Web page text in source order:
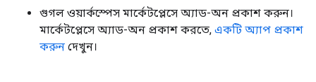
গুগল ওয়ার্কস্পেস মার্কেটপ্লেসে অ্যাড-অন প্রকাশ করুন।
মার্কেটপ্লেসে অ্যাড-অন প্রকাশ করতে, একটি অ্যাপ প্রকাশ
করুন দেখুন।